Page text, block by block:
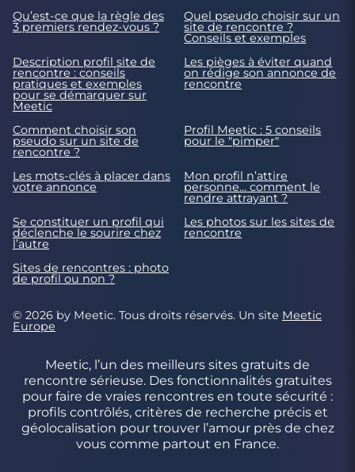
Qu’est-ce que la règle des
3 premiers rendez-vous ?
Quel pseudo choisir sur un
site de rencontre ?
Conseils et exemples
Description profil site de
rencontre : conseils
pratiques et exemples
pour se démarquer sur
Meetic
Les pièges à éviter quand
on rédige son annonce de
rencontre
Comment choisir son
pseudo sur un site de
rencontre ?
Profil Meetic : 5 conseils
pour le "pimper"
Les mots-clés à placer dans
votre annonce
Mon profil n’attire
personne… comment le
rendre attrayant ?
Se constituer un profil qui
déclenche le sourire chez
l’autre
Les photos sur les sites de
rencontre
Sites de rencontres : photo
de profil ou non ?
© 2026 by Meetic. Tous droits réservés. Un site Meetic
Europe
Meetic, l’un des meilleurs sites gratuits de
rencontre sérieuse. Des fonctionnalités gratuites
pour faire de vraies rencontres en toute sécurité :
profils contrôlés, critères de recherche précis et
géolocalisation pour trouver l’amour près de chez
vous comme partout en France.